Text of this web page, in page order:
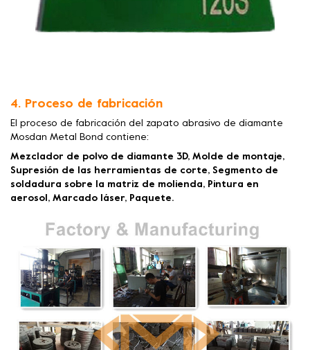
4. Proceso de fabricación
El proceso de fabricación del zapato abrasivo de diamante
Mosdan Metal Bond contiene:
Mezclador de polvo de diamante 3D, Molde de montaje,
Supresión de las herramientas de corte, Segmento de
soldadura sobre la matriz de molienda, Pintura en
aerosol, Marcado láser, Paquete.